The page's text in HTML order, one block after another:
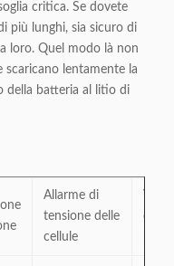
critica. Se dovete
più lunghi, sia sicuro di
loro. Quel modo là non
scaricano lentamente la
della batteria al litio di
Allarme di
tensione delle
cellule
delle